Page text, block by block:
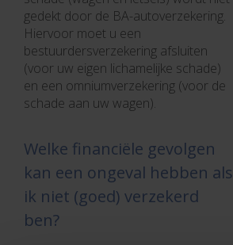
gedekt door de BA-autoverzekering.
Hiervoor moet u een
bestuurdersverzekering afsluiten
(voor uw eigen lichamelijke schade)
en een omniumverzekering (voor de
schade aan uw wagen).
Welke financiële gevolgen
kan een ongeval hebben als
ik niet (goed) verzekerd
ben?